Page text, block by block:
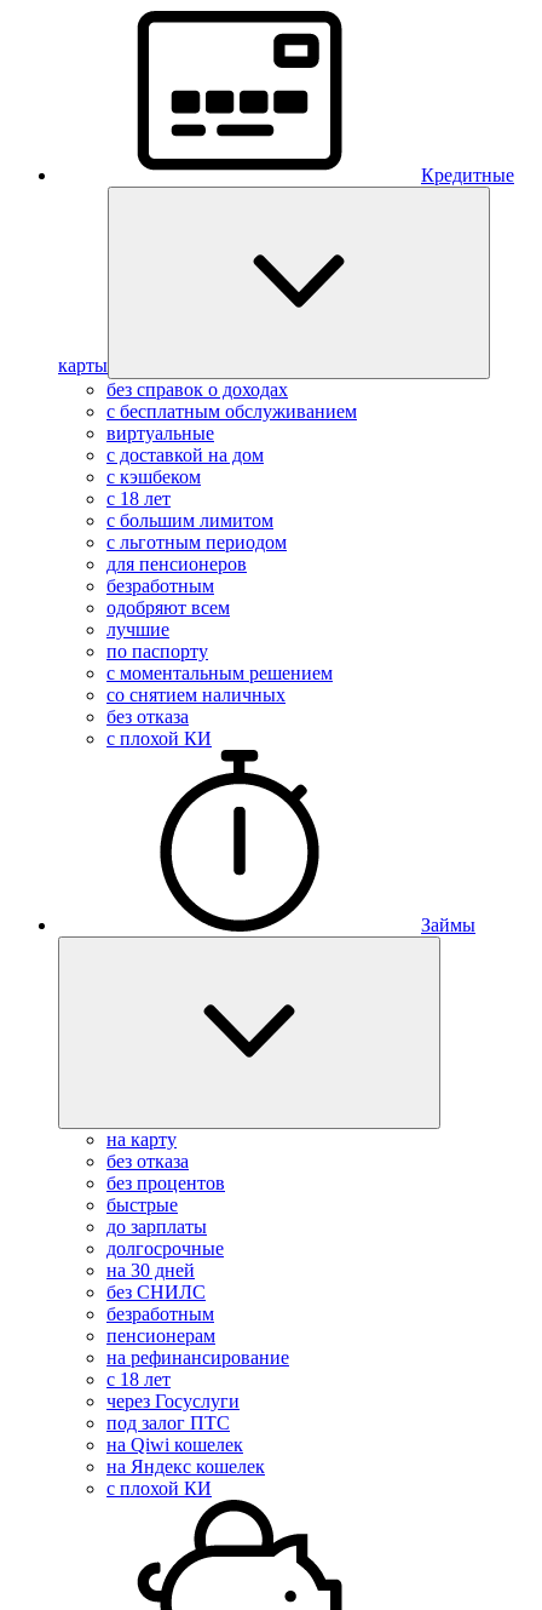
Кредитные
карты
без справок о доходах
с бесплатным обслуживанием
виртуальные
с доставкой на дом
с кэшбеком
с 18 лет
с большим лимитом
с льготным периодом
для пенсионеров
безработным
одобряют всем
лучшие
по паспорту
с моментальным решением
со снятием наличных
без отказа
с плохой КИ
Займы
на карту
без отказа
без процентов
быстрые
до зарплаты
долгосрочные
на 30 дней
без СНИЛС
безработным
пенсионерам
на рефинансирование
с 18 лет
через Госуслуги
под залог ПТС
на Qiwi кошелек
на Яндекс кошелек
с плохой КИ